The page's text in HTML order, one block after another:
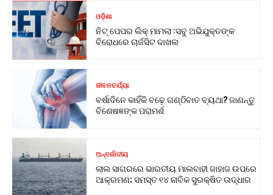
ଓଡ଼ିଶା
ନିଟ୍ ପେପର ଲିକ୍ ମାମଲା :ସବୁ ଅଭିଯୁକ୍ତଙ୍କ
ବିରୋଧରେ ଚାର୍ଜସିଟ ଦାଖଲ
ଜୀବନଚର୍ଯ୍ୟା
ବର୍ଷାଦିନେ କାହିଁକି ବଢ଼େ ଗଣ୍ଠିବାତ ବ୍ୟଥା? ଜାଣନ୍ତୁ
ବିଶେଷଜ୍ଞଙ୍କ ପରାମର୍ଶ
ଅନ୍ତର୍ଜାତୀୟ
ଲାଲ ସାଗରରେ ଭାରତୀୟ ମାଲବାହୀ ଜାହାଜ ଉପରେ
ଆକ୍ରମଣ; ସମସ୍ତ ୧୪ ନାବିକ ସୁରକ୍ଷିତ ଉଦ୍ଧାର